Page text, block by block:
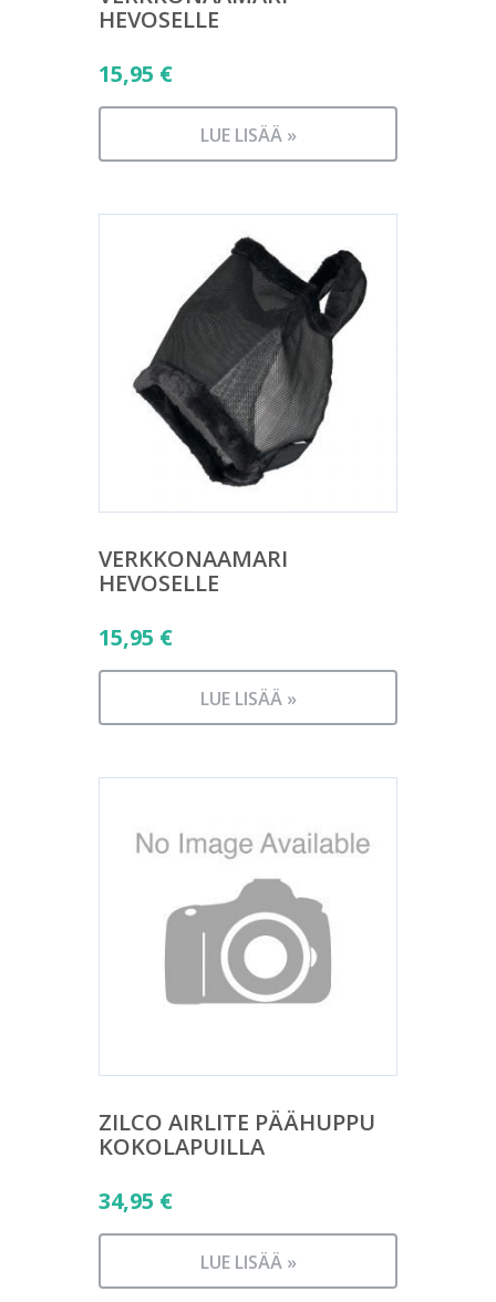
HEVOSELLE
15,95 €
LUE LISÄÄ »
VERKKONAAMARI
HEVOSELLE
15,95 €
LUE LISÄÄ »
ZILCO AIRLITE PÄÄHUPPU
KOKOLAPUILLA
34,95 €
LUE LISÄÄ »